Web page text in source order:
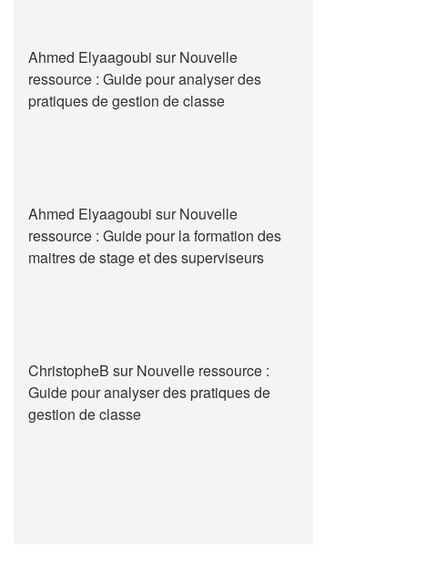
Ahmed Elyaagoubi surNouvelle
ressource : Guide pour analyser des
pratiques de gestion de classe
Ahmed Elyaagoubi surNouvelle
ressource : Guide pour la formation des
maitres de stage et des superviseurs
ChristopheB surNouvelle ressource :
Guide pour analyser des pratiques de
gestion de classe